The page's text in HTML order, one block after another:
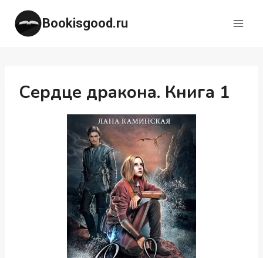
Перейти
содержимому
Bookisgood.ru
Сердце дракона. Книга 1